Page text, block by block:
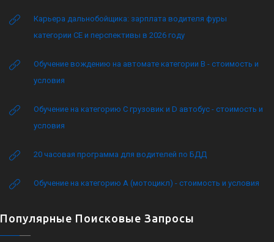
Карьера дальнобойщика: зарплата водителя фуры
категории CE и перспективы в 2026 году
Обучение вождению на автомате категории B - стоимость и
условия
Обучение на категорию C грузовик и D автобус - стоимость и
условия
20 часовая программа для водителей по БДД
Обучение на категорию А (мотоцикл) - стоимость и условия
Популярные Поисковые Запросы